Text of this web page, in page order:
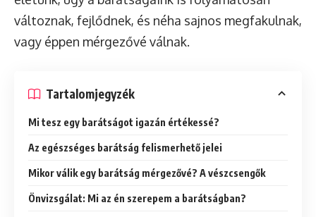
változnak, fejlődnek, és néha sajnos megfakulnak,
vagy éppen mérgezővé válnak.
Tartalomjegyzék
Mi tesz egy barátságot igazán értékessé?
Az egészséges barátság felismerhető jelei
Mikor válik egy barátság mérgezővé? A vészcsengők
Önvizsgálat: Mi az én szerepem a barátságban?